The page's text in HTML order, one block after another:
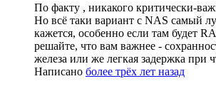
По факту , никакого критически-
Но всё таки вариант с NAS самый
кажется, особенно если там будет
решайте, что вам важнее -
железа или же легкая задержка при
Написано более трёх лет назад